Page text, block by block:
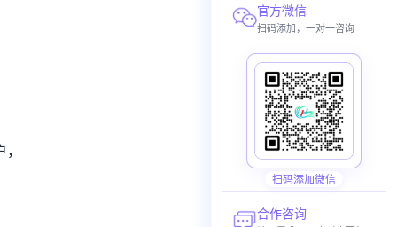
官方微信
扫码添加，一对一咨询
扫码添加微信
合作咨询